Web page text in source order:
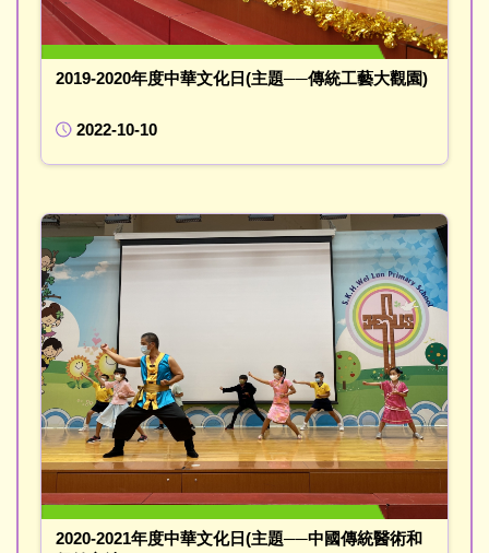
2019-2020年度中華文化日(主題──傳統工藝大觀園)
2022-10-10
2020-2021年度中華文化日(主題──中國傳統醫術和